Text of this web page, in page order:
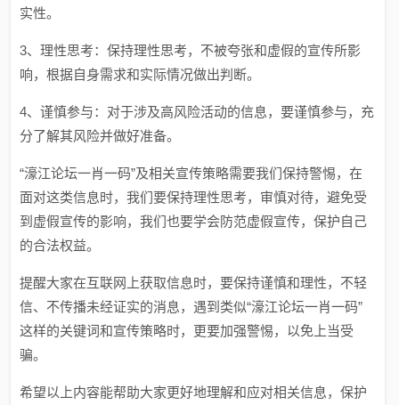
实性。
3、理性思考：保持理性思考，不被夸张和虚假的宣传所影
响，根据自身需求和实际情况做出判断。
4、谨慎参与：对于涉及高风险活动的信息，要谨慎参与，充
分了解其风险并做好准备。
“濠江论坛一肖一码”及相关宣传策略需要我们保持警惕，在
面对这类信息时，我们要保持理性思考，审慎对待，避免受
到虚假宣传的影响，我们也要学会防范虚假宣传，保护自己
的合法权益。
提醒大家在互联网上获取信息时，要保持谨慎和理性，不轻
信、不传播未经证实的消息，遇到类似“濠江论坛一肖一码”
这样的关键词和宣传策略时，更要加强警惕，以免上当受
骗。
希望以上内容能帮助大家更好地理解和应对相关信息，保护